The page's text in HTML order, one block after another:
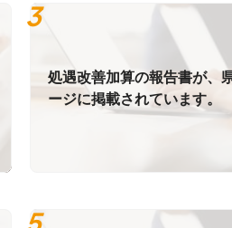
処遇改善加算の報告書が、
ージに掲載されています。